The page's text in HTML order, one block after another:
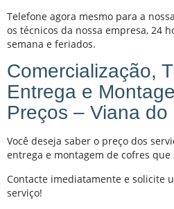
Telefone agora mesmo para a
os técnicos da nossa empresa, 24
semana e feriados.
Comercialização,
Entrega e
Preços – Viana do
Você deseja saber o preço dos
entrega e montagem de cofres que
Contacte imediatamente e solicite
serviço!